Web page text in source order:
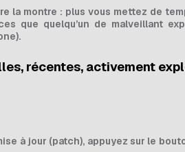
la montre : plus vous mettez de
que quelqu’un de malveillant
récentes, activement
à jour (patch), appuyez sur le